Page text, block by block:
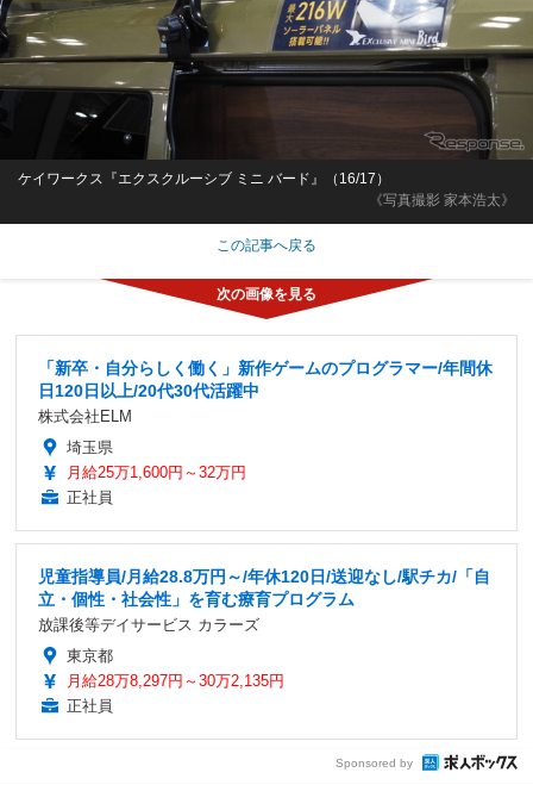
《写真撮影 家本浩太》
ケイワークス『エクスクルーシブ ミニ バード』（16/17）
この記事へ戻る
「新卒・自分らしく働く」新作ゲームのプログラマー/年間休
日120日以上/20代30代活躍中
株式会社ELM
埼玉県
月給25万1,600円～32万円
正社員
児童指導員/月給28.8万円～/年休120日/送迎なし/駅チカ/「自
立・個性・社会性」を育む療育プログラム
放課後等デイサービス カラーズ
東京都
月給28万8,297円～30万2,135円
正社員
Sponsored by